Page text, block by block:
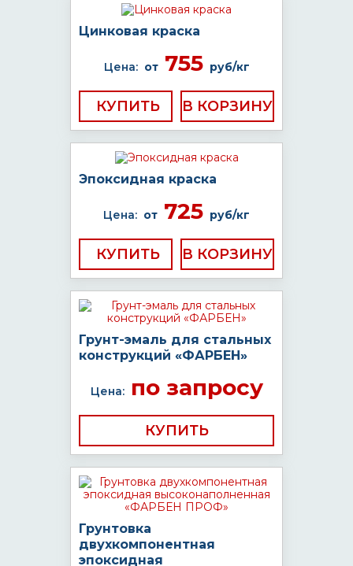
Цинковая краска
Цена: от755 руб/кг
КУПИТЬ
Эпоксидная краска
Цена: от 725 руб/кг
КУПИТЬ
Грунт-эмаль для стальных
конструкций «ФАРБЕН»
Цена:по запросу
КУПИТЬ
Грунтовка
двухкомпонентная
эпоксидная